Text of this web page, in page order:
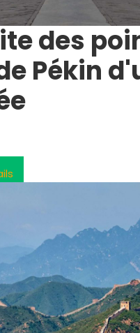
des
Pékin